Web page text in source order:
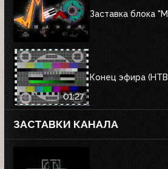
Заставка блока
01:27
Конец эфира
ЗАСТАВКИ КАНАЛА